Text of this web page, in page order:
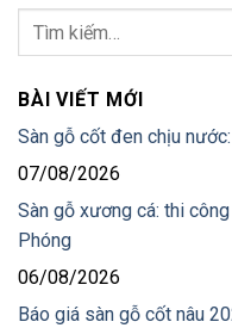
BÀI VIẾT MỚI
Sàn gỗ cốt đen chịu
07/08/2026
Sàn gỗ xương cá: thi
Phóng
06/08/2026
Báo giá sàn gỗ cốt nâu